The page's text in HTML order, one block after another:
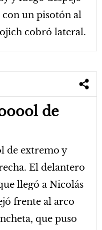
un pisotón al
cobró lateral.
de
de extremo y
El delantero
llegó a Nicolás
frente al arco
que puso